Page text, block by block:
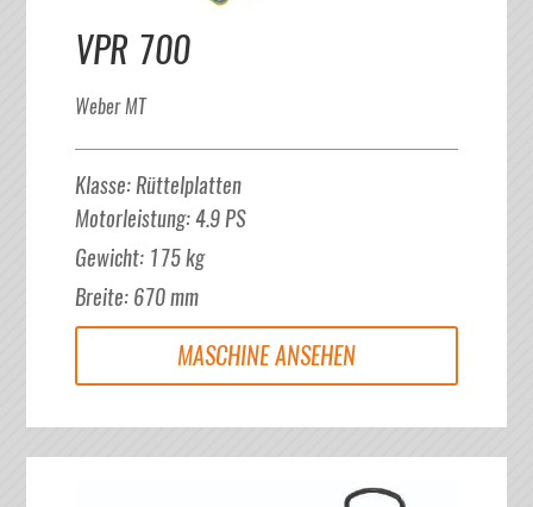
VPR 700
Weber MT
Klasse:Rüttelplatten
Motorleistung:4.9PS
Gewicht: 175kg
Breite: 670mm
MASCHINE ANSEHEN